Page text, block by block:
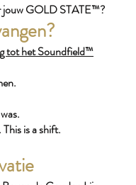
jouw GOLD STATE™?
tot het Soundfield™
This is a shift.